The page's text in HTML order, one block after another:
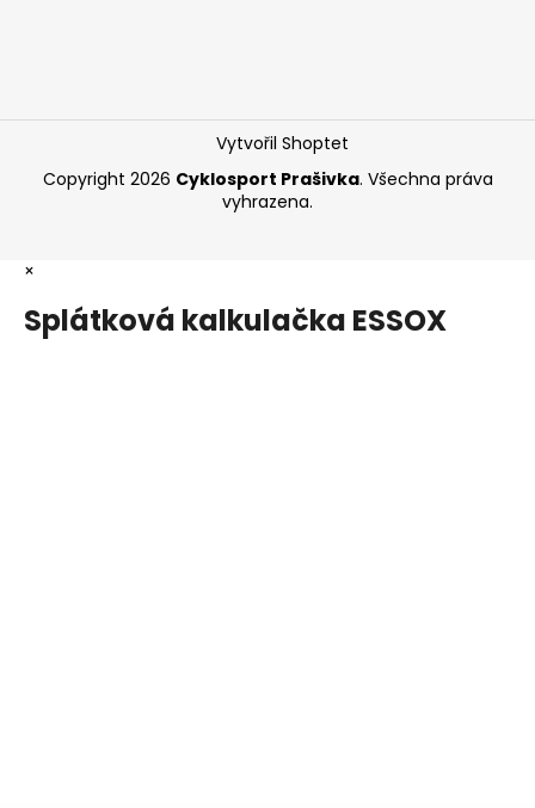
Vytvořil Shoptet
Copyright 2026 Cyklosport Prašivka. Všechna práva
vyhrazena.
×
Splátková kalkulačka ESSOX